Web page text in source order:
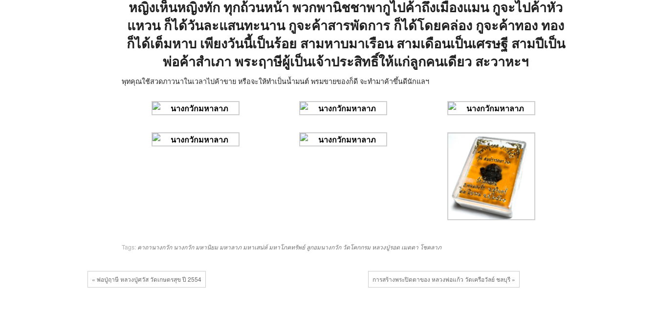
หญิงเห็นหญิงทัก ทุกถ้วนหน้า พวกพานิชชาพากูไปค้าถึงเมืองแมน กูจะไปค้าหัว
แหวน ก็ได้วันละแสนทะนาน กูจะค้าสารพัดการ ก็ได้โดยคล่อง กูจะค้าทอง ทอง
ก็ได้เต็มหาบ เพียงวันนี้เป็นร้อย สามหาบมาเรือน สามเดือนเป็นเศรษฐี สามปีเป็น
พ่อค้าสำเภา พระฤาษีผู้เป็นเจ้าประสิทธิ์ให้แก่ลูกคนเดียว สะวาหะฯ
พุทคุณใช้สวดภาวนาในเวลาไปค้าขาย หรือจะให้ทำเป็นน้ำมนต์ พรมขายของก็ดี จะทำมาค้าขึ้นดีนักแลฯ
Tags: คาถานางกวัก นางกวัก มหานิยม มหาลาภ มหาเสน่ห์ มหาโภคทรัพย์ ลูกอมนางกวัก วัดโคกกรม หลวงปู่รอด เมตตา โชคลาภ
« พ่อปู่ฤาษี หลวงปู่ศวัส วัดเกษตรสุข ปี 2554 การสร้างพระปิดตาของ หลวงพ่อแก้ว วัดเครือวัลย์ ชลบุรี »